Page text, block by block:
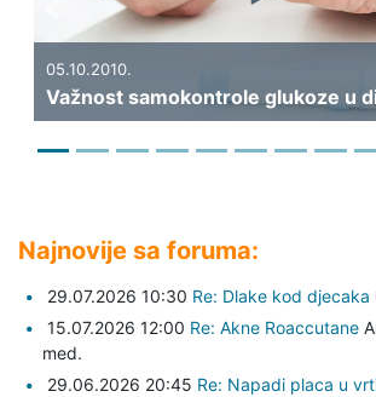
05.10.2010.
Važnost samokontrole glukoze u
Previous
Najnovije sa foruma:
29.07.2026 10:30 Re: Dlake kod djecaka
15.07.2026 12:00 Re: Akne Roaccutane
med.
29.06.2026 20:45 Re: Napadi placa u